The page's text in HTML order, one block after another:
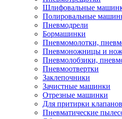
Шлифовальные
Полировальные
Пневмодрели
Бормашинки
Пневмомолотки,
Пневмоножницы и
Пневмолобзики,
Пневмоотвертки
Заклепочники
Зачистные машинки
Отрезные машинки
Для притирки клапанов
Пневматические